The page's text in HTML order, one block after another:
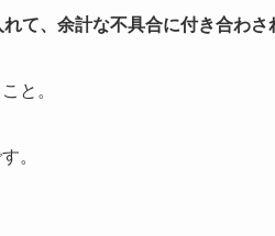
て、余計な不具合に付き合わさ
と。
。